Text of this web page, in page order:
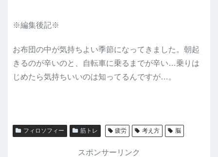
※編集後記※
お布団の中が気持ちよい季節になってきました。朝起
きるのが辛いのと、自転車に乗るまでが辛い…乗りは
じめたら気持ちいいのは知ってるんですが…。
フィロソフィー 筋トレ 疲労 考え方 脳
スポンサーリンク